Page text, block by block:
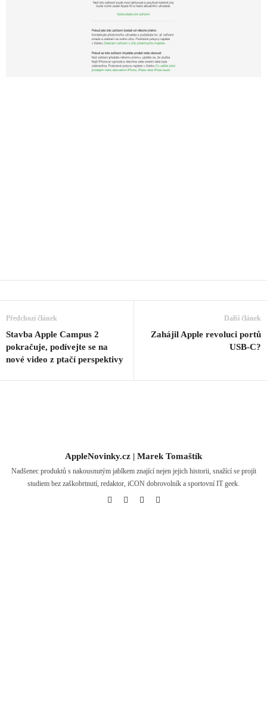
Předchozí článek
Stavba Apple Campus 2
pokračuje, podívejte se na
nové video z ptačí perspektivy
Další článek
Zahájil Apple revoluci portů
USB-C?
AppleNovinky.cz | Marek Tomaštík
Nadšenec produktů s nakousnutým jablkem znající nejen jejich historii, snažící se projít
studiem bez zaškobrtnutí, redaktor, iCON dobrovolník a sportovní IT geek.